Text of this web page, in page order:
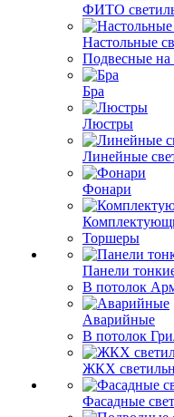
ФИТО
Настольные
Подвесные на
Бра
Люстры
Линейные
Фонари
Торшеры
Панели
В потолок
Аварийные
В потолок
ЖКХ
Фасадные